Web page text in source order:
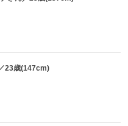
23歳(147cm)